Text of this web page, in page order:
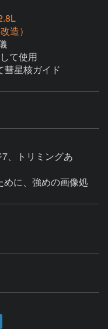
造）
て使用
星核ガイド
、トリミングあ
めに、強めの画像処